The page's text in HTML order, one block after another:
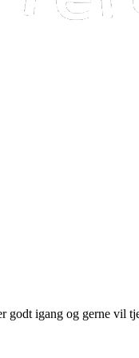
godt igang og gerne vil